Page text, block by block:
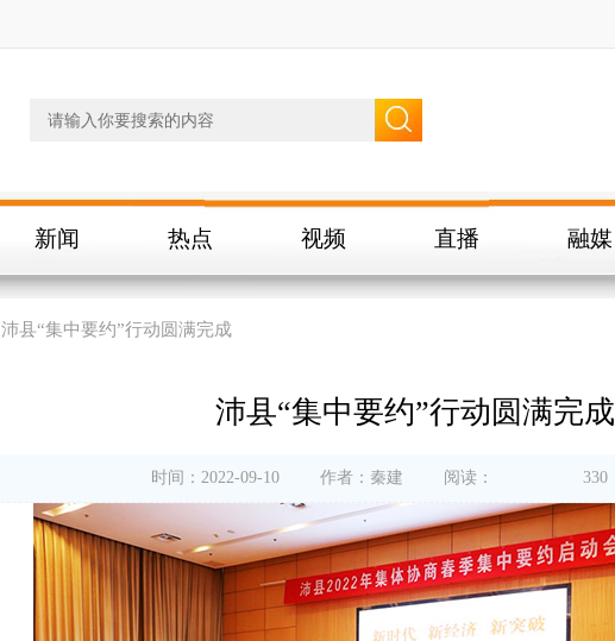
新闻 热点 视频 直播 融媒
沛县“集中要约”行动圆满完成
沛县“集中要约”行动圆满完成
时间：2022-09-10 作者：秦建 阅读： 330